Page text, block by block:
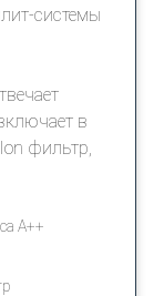
системы
в
фильтр,
А++